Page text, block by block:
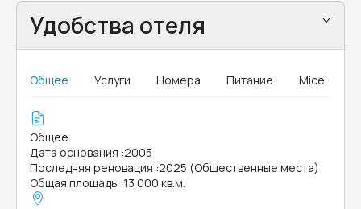
Удобства отеля
Общее Услуги Номера Питание Mice
Общее
Дата основания :2005
Последняя реновация :2025 (Общественные места)
Общая площадь :13 000 кв.м.